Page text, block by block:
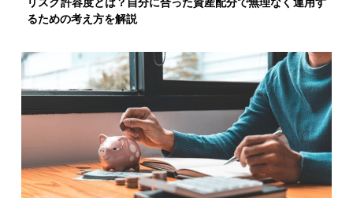
るための考え方を解説